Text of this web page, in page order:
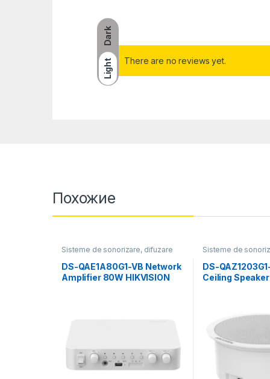
Dark
Light There are no reviews yet.
Похожие
Sisteme de sonorizare, difuzare
DS-QAE1A80G1-VB Network
Amplifier 80W HIKVISION
Sisteme de
DS-
Ceiling